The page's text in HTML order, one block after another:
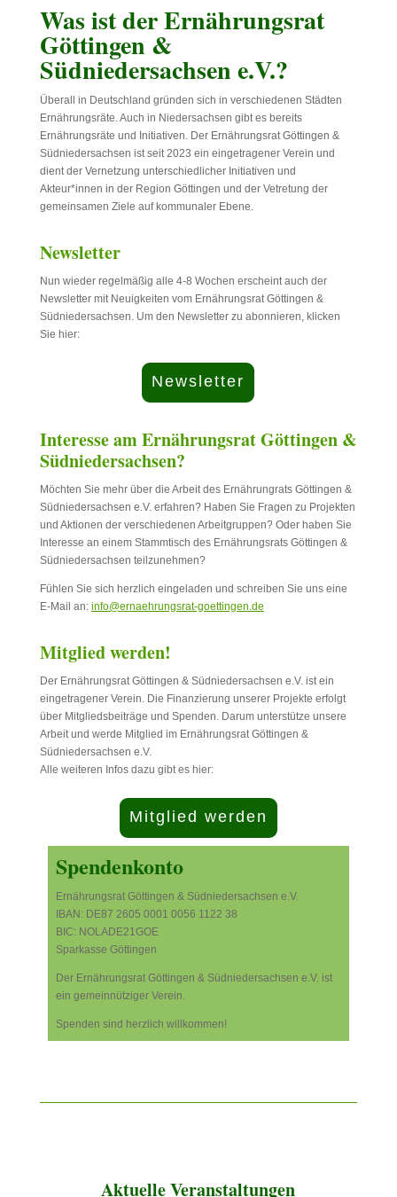
Was ist der Ernährungsrat
Göttingen &
Südniedersachsen e.V.?
Überall in Deutschland gründen sich in verschiedenen Städten
Ernährungsräte. Auch in Niedersachsen gibt es bereits
Ernährungsräte und Initiativen. Der Ernährungsrat Göttingen &
Südniedersachsen ist seit 2023 ein eingetragener Verein und
dient der Vernetzung unterschiedlicher Initiativen und
Akteur*innen in der Region Göttingen und der Vetretung der
gemeinsamen Ziele auf kommunaler Ebene.
Newsletter
Nun wieder regelmäßig alle 4-8 Wochen erscheint auch der
Newsletter mit Neuigkeiten vom Ernährungsrat Göttingen &
Südniedersachsen. Um den Newsletter zu abonnieren, klicken
Sie hier:
Newsletter
Interesse am Ernährungsrat Göttingen &
Südniedersachsen?
Möchten Sie mehr über die Arbeit des Ernährungrats Göttingen &
Südniedersachsen e.V. erfahren? Haben Sie Fragen zu Projekten
und Aktionen der verschiedenen Arbeitgruppen? Oder haben Sie
Interesse an einem Stammtisch des Ernährungsrats Göttingen &
Südniedersachsen teilzunehmen?
Fühlen Sie sich herzlich eingeladen und schreiben Sie uns eine
E-Mail an: info@ernaehrungsrat-goettingen.de
Mitglied werden!
Der Ernährungsrat Göttingen & Südniedersachsen e.V. ist ein
eingetragener Verein. Die Finanzierung unserer Projekte erfolgt
über Mitgliedsbeiträge und Spenden. Darum unterstütze unsere
Arbeit und werde Mitglied im Ernährungsrat Göttingen &
Südniedersachsen e.V.
Alle weiteren Infos dazu gibt es hier:
Mitglied werden
Spendenkonto
Ernährungsrat Göttingen & Südniedersachsen e.V.
IBAN: DE87 2605 0001 0056 1122 38
BIC: NOLADE21GOE
Sparkasse Göttingen
Der Ernährungsrat Göttingen & Südniedersachsen e.V. ist
ein gemeinnütziger Verein.
Spenden sind herzlich willkommen!
Aktuelle Veranstaltungen